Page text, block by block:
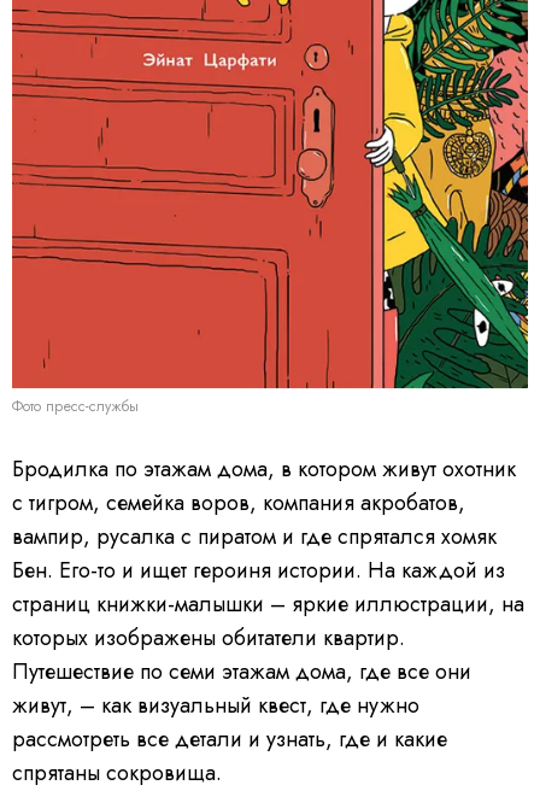
Фото пресс-службы
Бродилка по этажам дома, в котором живут охотник
с тигром, семейка воров, компания акробатов,
вампир, русалка с пиратом и где спрятался хомяк
Бен. Его-то и ищет героиня истории. На каждой из
страниц книжки-малышки – яркие иллюстрации, на
которых изображены обитатели квартир.
Путешествие по семи этажам дома, где все они
живут, – как визуальный квест, где нужно
рассмотреть все детали и узнать, где и какие
спрятаны сокровища.